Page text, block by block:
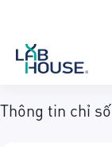
Thông tin chỉ số